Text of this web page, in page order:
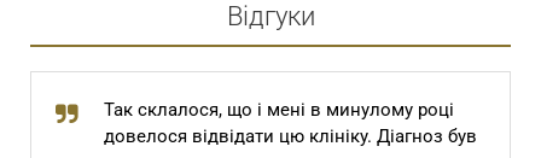
Відгуки
Так склалося, що і мені в минулому році
довелося відвідати цю клініку. Діагноз був